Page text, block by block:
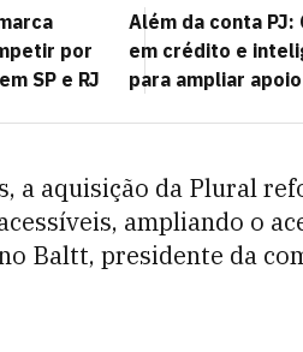
por
SP e RJ
Além da conta PJ:
em crédito e
para ampliar apoio
a aquisição da Plural
ampliando o
Baltt, presidente da